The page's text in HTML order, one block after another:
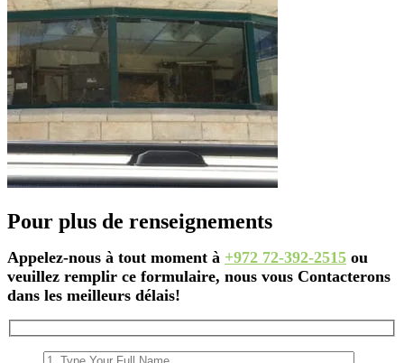
Pour plus de renseignements
Appelez-nous à tout moment à +972 72-392-2515 ou
veuillez remplir ce formulaire, nous vous Contacterons
dans les meilleurs délais!